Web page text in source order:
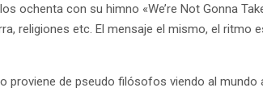
ochenta con su himno «We’re Not Gonna
religiones etc. El mensaje el mismo, el ritmo
proviene de pseudo filósofos viendo al mundo